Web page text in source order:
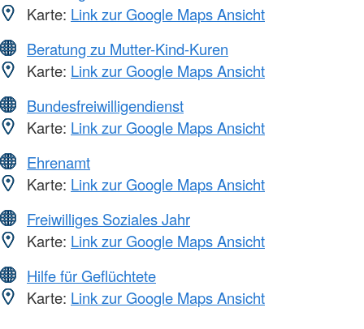
Karte: Link zur Google Maps Ansicht
Beratung zu Mutter-Kind-Kuren
Karte: Link zur Google Maps Ansicht
Bundesfreiwilligendienst
Karte: Link zur Google Maps Ansicht
Ehrenamt
Karte: Link zur Google Maps Ansicht
Freiwilliges Soziales Jahr
Karte: Link zur Google Maps Ansicht
Hilfe für Geflüchtete
Karte: Link zur Google Maps Ansicht